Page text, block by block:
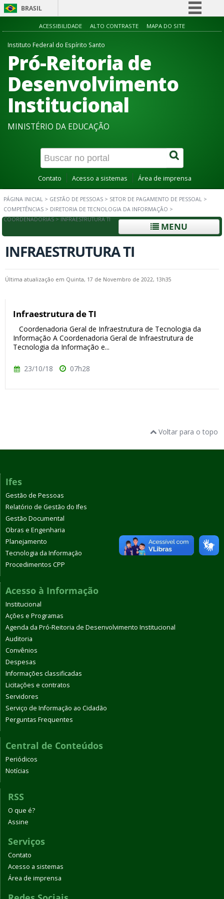
BRASIL
Simplifique!
Acesso à informação
Legislação
ACESSIBILIDADE ALTO CONTRASTE MAPA DO SITE
Instituto Federal do Espírito Santo
Pró-Reitoria de
Desenvolvimento
Institucional
MINISTÉRIO DA EDUCAÇÃO
Contato Acesso a sistemas Área de imprensa
PÁGINA INICIAL > GESTÃO DE PESSOAS > SETOR DE PAGAMENTO DE PESSOAL >
COMPETÊNCIAS > DIRETORIA DE TECNOLOGIA DA INFORMAÇÃO >
COORDENADORIAS > INFRAESTRUTURA TI
MENU
INFRAESTRUTURA TI
Última atualização em Quinta, 17 de Novembro de 2022, 13h35
Infraestrutura de TI
Coordenadoria Geral de Infraestrutura de Tecnologia da
Informação A Coordenadoria Geral de Infraestrutura de
Tecnologia da Informação e...
23/10/18 07h28
Voltar para o topo
Ifes
Gestão de Pessoas
Relatório de Gestão do Ifes
Gestão Documental
Obras e Engenharia
Planejamento
Tecnologia da Informação
Procedimentos CPP
Acesso à Informação
Institucional
Ações e Programas
Agenda da Pró-Reitoria de Desenvolvimento Institucional
Auditoria
Convênios
Despesas
Informações classificadas
Licitações e contratos
Servidores
Serviço de Informação ao Cidadão
Perguntas Frequentes
Central de Conteúdos
Periódicos
Notícias
RSS
O que é?
Assine
Serviços
Contato
Acesso a sistemas
Área de imprensa